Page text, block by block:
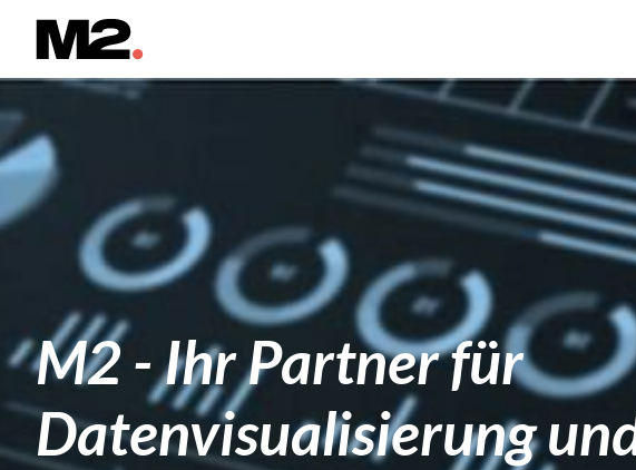
M2 - Ihr Partner für
Datenvisualisierung